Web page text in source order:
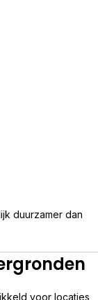
duurzamer dan
voor locaties